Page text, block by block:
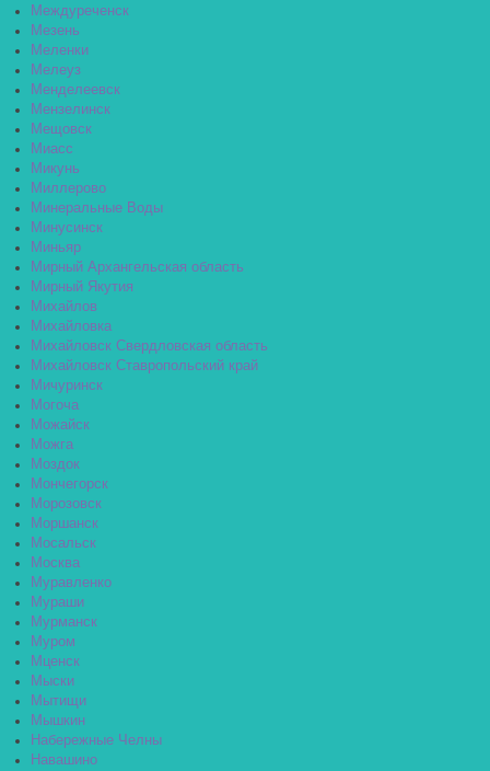
Междуреченск
Мезень
Меленки
Мелеуз
Менделеевск
Мензелинск
Мещовск
Миасс
Микунь
Миллерово
Минеральные Воды
Минусинск
Миньяр
Мирный Архангельская область
Мирный Якутия
Михайлов
Михайловка
Михайловск Свердловская область
Михайловск Ставропольский край
Мичуринск
Могоча
Можайск
Можга
Моздок
Мончегорск
Морозовск
Моршанск
Мосальск
Москва
Муравленко
Мураши
Мурманск
Муром
Мценск
Мыски
Мытищи
Мышкин
Набережные Челны
Навашино